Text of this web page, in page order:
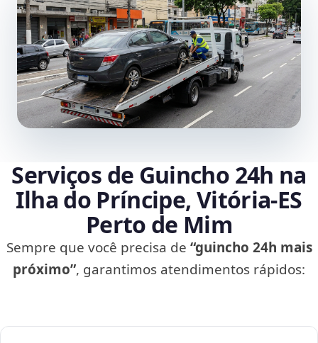
Serviços de Guincho 24h na
Ilha do Príncipe, Vitória‑ES
Perto de Mim
Sempre que você precisa de “guincho 24h mais
próximo”, garantimos atendimentos rápidos: